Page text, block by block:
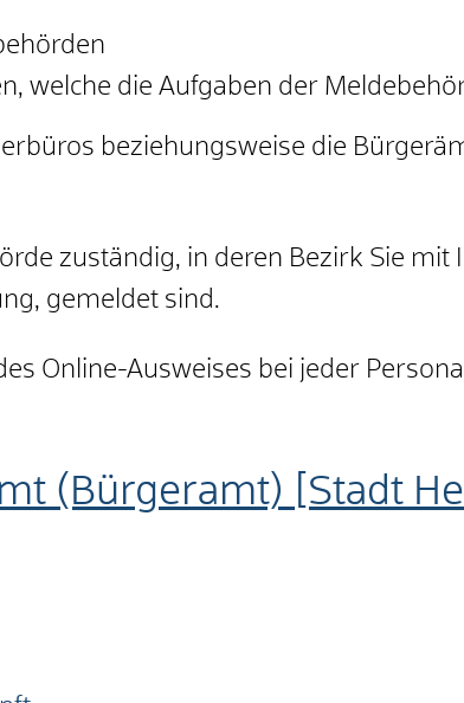
welche die Aufgaben der
beziehungsweise die
zuständig, in deren Bezirk Sie
gemeldet sind.
Online-Ausweises bei jeder
(Bürgeramt) [Stadt